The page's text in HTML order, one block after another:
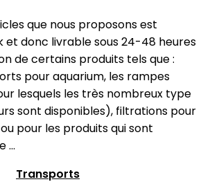
que nous proposons est
et donc livrable sous 24-48 heures
de certains produits tels que :
pour aquarium, les rampes
lesquels les très nombreux type
sont disponibles), filtrations pour
pour les produits qui sont
...
Transports